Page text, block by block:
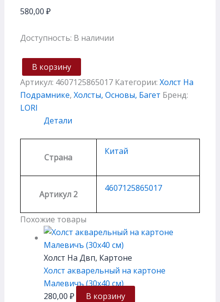
580,00 ₽
Доступность: В наличии
В корзину
Артикул: 4607125865017 Категории: Холст На
Подрамнике, Холсты, Основы, Багет Бренд:
LORI
Детали
Страна
Китай
Артикул 2
4607125865017
Похожие товары
Холст На Двп, Картоне
Холст акварельный на картоне
Малевичъ (30х40 см)
280,00 ₽ В корзину